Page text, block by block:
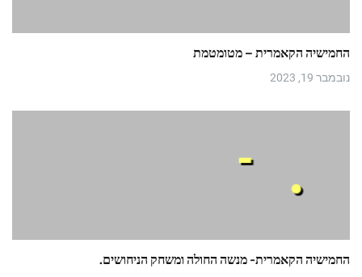
החמישיה הקאמרית – מטומטמת
נובמבר 19, 2023
החמישיה הקאמרית- מנשה החולה ומשחק הניחושים.